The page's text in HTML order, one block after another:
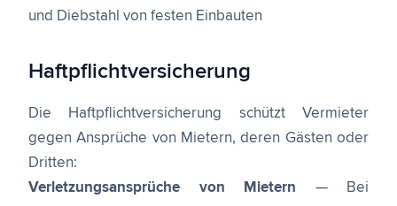
und Diebstahl von festen Einbauten
Haftpflichtversicherung
Die Haftpflichtversicherung schützt Vermieter
gegen Ansprüche von Mietern, deren Gästen oder
Dritten:
Verletzungsansprüche von Mietern — Bei